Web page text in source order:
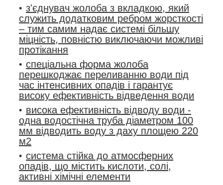
з'єднувач жолоба з вкладкою, який
служить додатковим ребром жорсткості
– тим самим надає системі більшу
міцність, повністю виключаючи можливі
протікання
спеціальна форма жолоба
перешкоджає переливанню води під
час інтенсивних опадів і гарантує
високу ефективність відведення води
висока ефективність відводу води -
одна водостічна труба діаметром 100
мм відводить воду з даху площею 220
м2
система стійка до атмосферних
опадів, що містить кислоти, солі,
активні хімічні елементи